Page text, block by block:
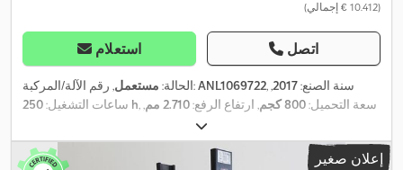
(‏10.412 € إجمالي)
استعلام اتصل
الحالة: مستعمل , رقم الآلة/المركبة:ANL1069722 , سنة الصنع:2017
,
ساعات التشغيل: 250 h , سعة التحميل:800 كجم , ارتفاع الرفع:2.710 مم
,
, نوع السارية:
500 آه
, جهد البطارية: 24 V , عرض إطار الشوكة:560 مم
, طول الشوكات:
1.200 مم
, وزن فارغ: , الارتفاع الكلي:
, الطول الكلي:
إعلان صغير